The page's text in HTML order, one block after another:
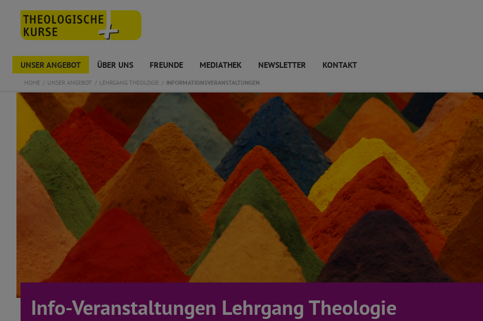
UNSER ANGEBOT ÜBER UNS FREUNDE MEDIATHEK NEWSLETTER KONTAKT
HOME UNSER ANGEBOT LEHRGANG THEOLOGIE INFORMATIONSVERANSTALTUNGEN
Info-Veranstaltungen Lehrgang Theologie